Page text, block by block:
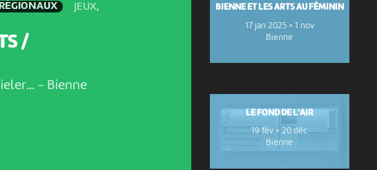
JEUX,
/
- Bienne
BIENNE ET LES ARTS AU FÉMININ
17 jan 2025 > 1 nov
Bienne
LE FOND DE L’AIR
19 fév > 20 déc
Bienne